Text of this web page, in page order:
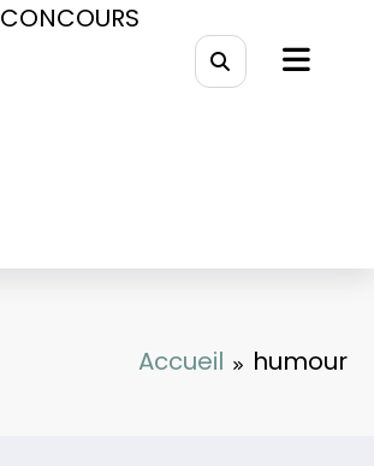
CONCOURS
Accueil humour